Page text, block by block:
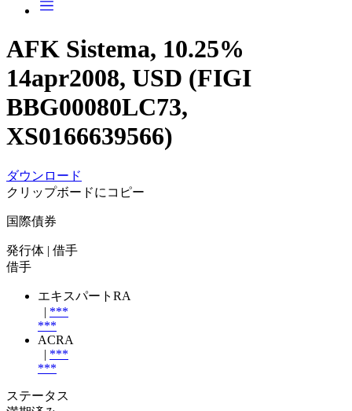
AFK Sistema, 10.25%
14apr2008, USD (FIGI
BBG00080LC73,
XS0166639566)
ダウンロード
クリップボードにコピー
国際債券
発行体 | 借手
借手
エキスパートRA
| ***
***
ACRA
| ***
***
ステータス